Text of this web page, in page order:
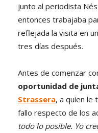
junto al periodista
entonces trabajaba
reflejada la visita en
tres días después.
Antes de comenzar
oportunidad de
Strassera, a quien le
fallo respecto de los
todo lo posible. Yo